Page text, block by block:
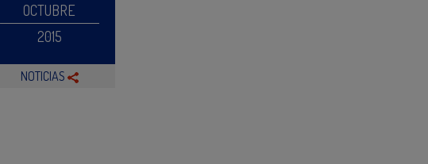
OCTUBRE
2015
NOTICIAS